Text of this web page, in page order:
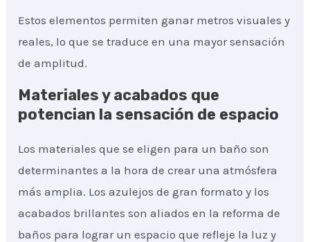
Estos elementos permiten ganar metros visuales y
reales, lo que se traduce en una mayor sensación
de amplitud.
Materiales y acabados que
potencian la sensación de espacio
Los materiales que se eligen para un baño son
determinantes a la hora de crear una atmósfera
más amplia. Los azulejos de gran formato y los
acabados brillantes son aliados en la reforma de
baños para lograr un espacio que refleje la luz y